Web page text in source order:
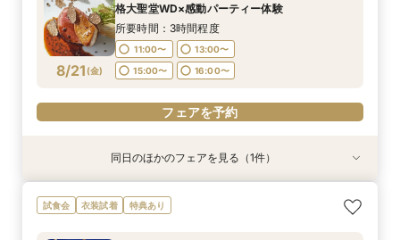
8/20(木)
11:05〜 15:00〜
フェアを予約
8/21 (金)
格大聖堂WD×感動パーティー体験
所要時間：3時間程度
11:00〜
13:00〜
15:00〜
16:00〜
フェアを予約
衣装試着 特典あり
【大切なペットと挙式＆披露宴どちらもOK】
ペット婚*安心相談会
同日のほかのフェアを見る（1件）
試食会 衣装試着 特典あり